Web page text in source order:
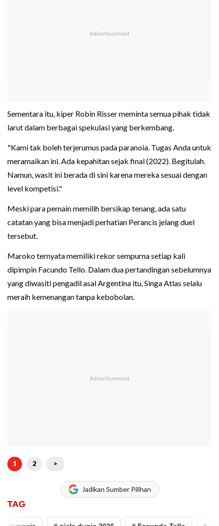
Sementara itu, kiper Robin Risser meminta semua pihak tidak
larut dalam berbagai spekulasi yang berkembang.
"Kami tak boleh terjerumus pada paranoia. Tugas Anda untuk
meramaikan ini. Ada kepahitan sejak final (2022). Begitulah.
Namun, wasit ini berada di sini karena mereka sesuai dengan
level kompetisi."
Meski para pemain memilih bersikap tenang, ada satu
catatan yang bisa menjadi perhatian Perancis jelang duel
tersebut.
Maroko ternyata memiliki rekor sempurna setiap kali
dipimpin Facundo Tello. Dalam dua pertandingan sebelumnya
yang diwasiti pengadil asal Argentina itu, Singa Atlas selalu
meraih kemenangan tanpa kebobolan.
1 2 >
Jadikan Sumber Pilihan
TAG